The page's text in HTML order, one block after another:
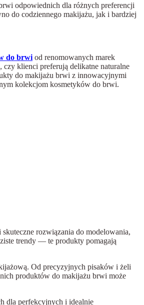
odpowiednich dla różnych preferencji
do codziennego makijażu, jak i bardziej
do brwi od renomowanych marek
klienci preferują delikatne naturalne
do makijażu brwi z innowacyjnymi
kolekcjom kosmetyków do brwi.
rozwiązania do modelowania,
trendy — te produkty pomagają
Od precyzyjnych pisaków i żeli
produktów do makijażu brwi może
dla perfekcyjnych i idealnie